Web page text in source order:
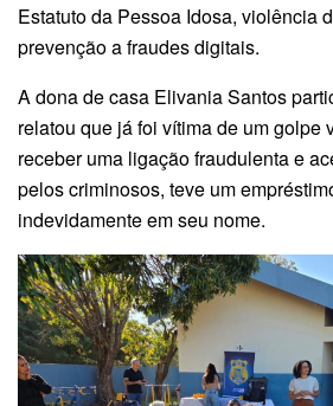
Estatuto da Pessoa Idosa, violência
prevenção a fraudes digitais.
A dona de casa Elivania Santos
relatou que já foi vítima de um golpe
receber uma ligação fraudulenta e
pelos criminosos, teve um
indevidamente em seu nome.